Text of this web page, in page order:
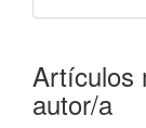
Artículos
autor/a